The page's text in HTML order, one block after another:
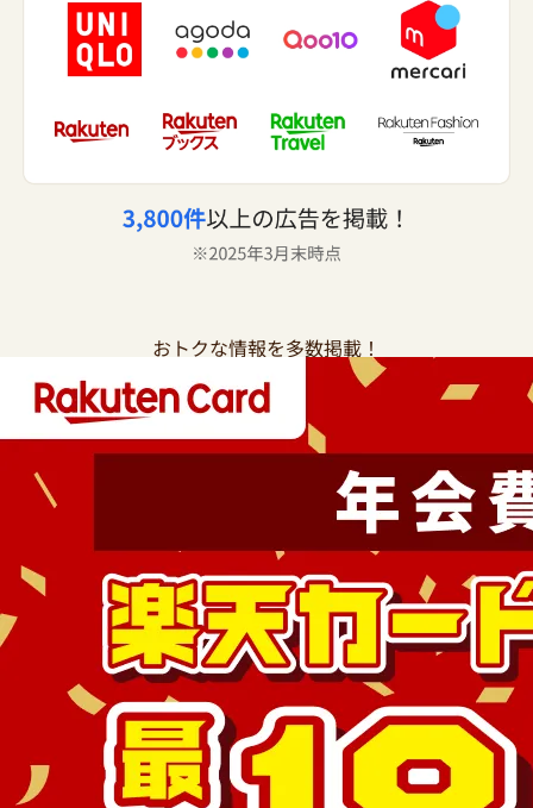
おトクな情報を多数掲載！